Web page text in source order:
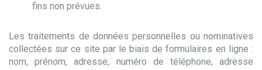
fins non prévues.
Les traitements de données personnelles ou nominatives
collectées sur ce site par le biais de formulaires en ligne :
nom, prénom, adresse, numéro de téléphone, adresse